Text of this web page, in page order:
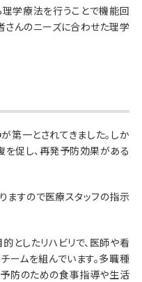
学療法を行うことで機能回
んのニーズに合わせた理学
一とされてきました。しか
促し、再発予防効果がある
ますので医療スタッフの指示
としたリハビリで、医師や看
ームを組んでいます。多職種
予防のための食事指導や生活